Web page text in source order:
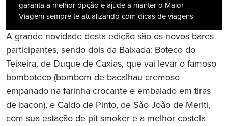
garanta a melhor opção e ajude a manter o Maior
Viagem sempre te atualizando com dicas de viagens
A grande novidade desta edição são os novos bares
participantes, sendo dois da Baixada: Boteco do
Teixeira, de Duque de Caxias, que vai levar o famoso
bomboteco (bombom de bacalhau cremoso
empanado na farinha crocante e embalado em tiras
de bacon), e Caldo de Pinto, de São João de Meriti,
com sua estação de pit smoker e a melhor costela